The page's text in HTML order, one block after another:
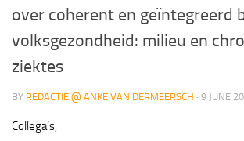
over coherent en geïntegreerd
volksgezondheid: milieu en
ziektes
BY REDACTIE @ ANKE VAN DERMEERSCH · 9 JUNE
Collega’s,